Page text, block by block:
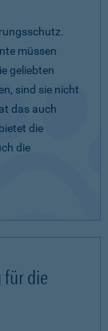
müssen
geliebten
sind sie nicht
das auch
die
die
für die